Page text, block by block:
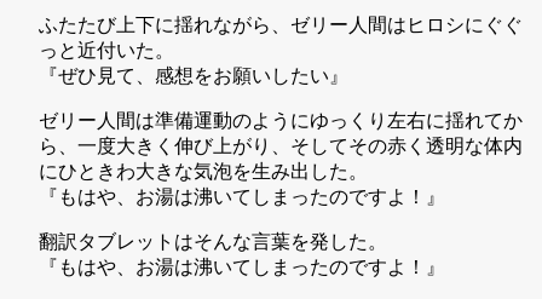
ふたたび上下に揺れながら、ゼリー人間はヒロシにぐぐ
っと近付いた。
『ぜひ見て、感想をお願いしたい』
ゼリー人間は準備運動のようにゆっくり左右に揺れてか
ら、一度大きく伸び上がり、そしてその赤く透明な体内
にひときわ大きな気泡を生み出した。
『もはや、お湯は沸いてしまったのですよ！』
翻訳タブレットはそんな言葉を発した。
『もはや、お湯は沸いてしまったのですよ！』